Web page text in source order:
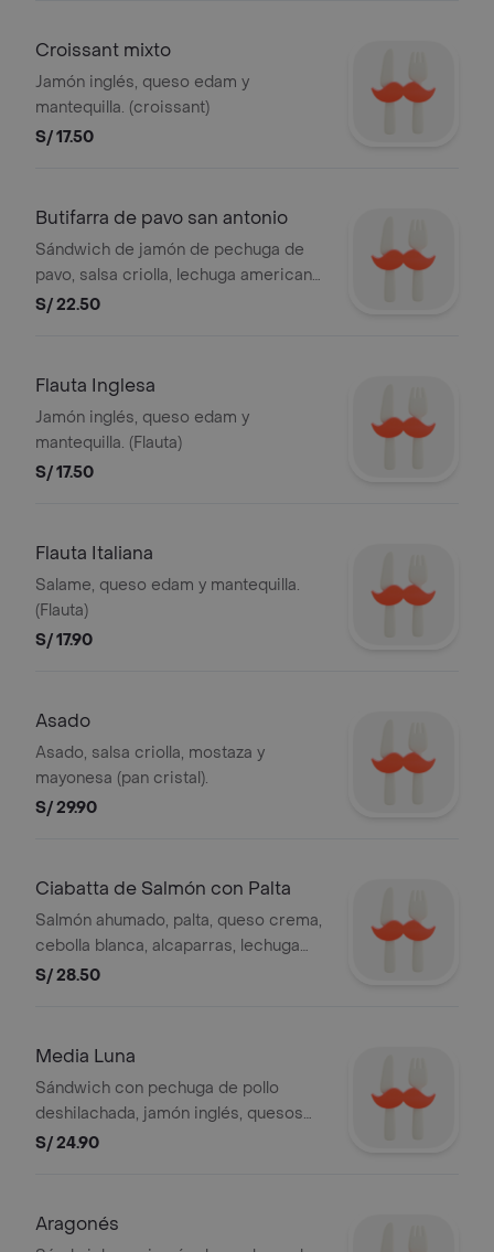
Croissant mixto
Jamón inglés, queso edam y
mantequilla. (croissant)
S/ 17.50
Butifarra de pavo san antonio
Sándwich de jamón de pechuga de
pavo, salsa criolla, lechuga americana
y mayonesa (pan cristal).
S/ 22.50
Flauta Inglesa
Jamón inglés, queso edam y
mantequilla. (Flauta)
S/ 17.50
Flauta Italiana
Salame, queso edam y mantequilla.
(Flauta)
S/ 17.90
Asado
Asado, salsa criolla, mostaza y
mayonesa (pan cristal).
S/ 29.90
Ciabatta de Salmón con Palta
Salmón ahumado, palta, queso crema,
cebolla blanca, alcaparras, lechuga
crespa, limón y aceite de oliva.
S/ 28.50
Media Luna
Sándwich con pechuga de pollo
deshilachada, jamón inglés, quesos
gouda y mozarella, huevo duro,
S/ 24.90
Aragonés